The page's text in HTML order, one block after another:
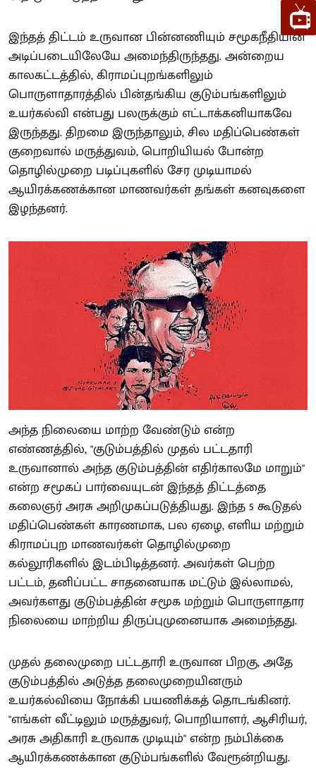
இந்தத் திட்டம் உருவான பின்னணியும் சமூகநீதியின்
அடிப்படையிலேயே அமைந்திருந்தது. அன்றைய
காலகட்டத்தில், கிராமப்புறங்களிலும்
பொருளாதாரத்தில் பின்தங்கிய குடும்பங்களிலும்
உயர்கல்வி என்பது பலருக்கும் எட்டாக்கனியாகவே
இருந்தது. திறமை இருந்தாலும், சில மதிப்பெண்கள்
குறைவால் மருத்துவம், பொறியியல் போன்ற
தொழில்முறை படிப்புகளில் சேர முடியாமல்
ஆயிரக்கணக்கான மாணவர்கள் தங்கள் கனவுகளை
இழந்தனர்.
அந்த நிலையை மாற்ற வேண்டும் என்ற
எண்ணத்தில், "குடும்பத்தில் முதல் பட்டதாரி
உருவானால் அந்த குடும்பத்தின் எதிர்காலமே மாறும்"
என்ற சமூகப் பார்வையுடன் இந்தத் திட்டத்தை
கலைஞர் அரசு அறிமுகப்படுத்தியது. இந்த 5 கூடுதல்
மதிப்பெண்கள் காரணமாக, பல ஏழை, எளிய மற்றும்
கிராமப்புற மாணவர்கள் தொழில்முறை
கல்லூரிகளில் இடம்பிடித்தனர். அவர்கள் பெற்ற
பட்டம், தனிப்பட்ட சாதனையாக மட்டும் இல்லாமல்,
அவர்களது குடும்பத்தின் சமூக மற்றும் பொருளாதார
நிலையை மாற்றிய திருப்புமுனையாக அமைந்தது.
முதல் தலைமுறை பட்டதாரி உருவான பிறகு, அதே
குடும்பத்தில் அடுத்த தலைமுறையினரும்
உயர்கல்வியை நோக்கி பயணிக்கத் தொடங்கினர்.
"எங்கள் வீட்டிலும் மருத்துவர், பொறியாளர், ஆசிரியர்,
அரசு அதிகாரி உருவாக முடியும்" என்ற நம்பிக்கை
ஆயிரக்கணக்கான குடும்பங்களில் வேரூன்றியது.